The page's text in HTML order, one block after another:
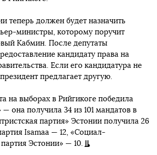
теперь должен будет назначить
министры, которому поручит
Кабмин. После депутаты
кандидату права на
Если его кандидатура не
предлагает другую.
на выборах в Рийгикоге победила
она получила 34 из 101 мандатов в
партия» Эстонии получила 26
Isamaa — 12, «Социал-
Эстонии» — 10.